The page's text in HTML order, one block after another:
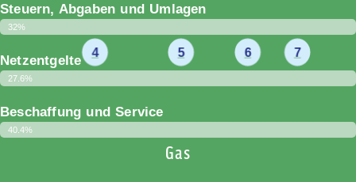
4 5 6 7
Steuern, Abgaben und Umlagen
32%
Netzentgelte
27.6%
Beschaffung und Service
40.4%
Gas